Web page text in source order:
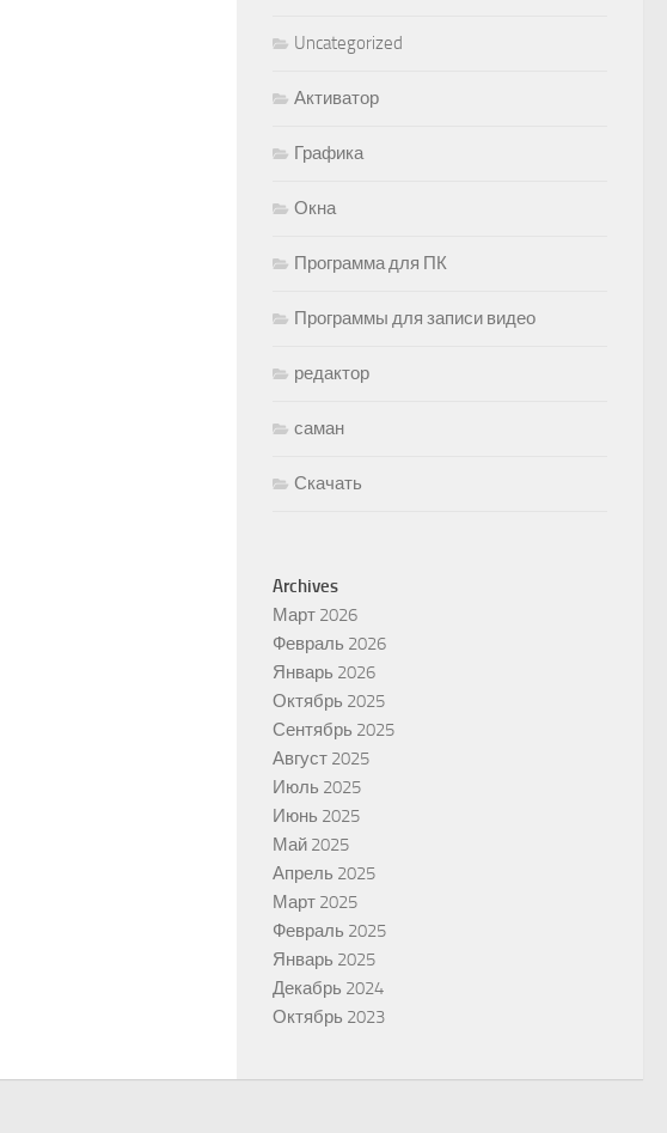
Uncategorized
Активатор
Графика
Окна
Программа для ПК
Программы для записи видео
редактор
саман
Скачать
Archives
Март 2026
Февраль 2026
Январь 2026
Октябрь 2025
Сентябрь 2025
Август 2025
Июль 2025
Июнь 2025
Май 2025
Апрель 2025
Март 2025
Февраль 2025
Январь 2025
Декабрь 2024
Октябрь 2023